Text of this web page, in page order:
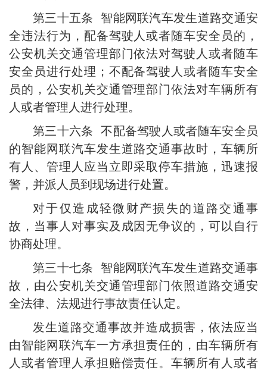
第三十五条 智能网联汽车发生道路交通安
全违法行为，配备驾驶人或者随车安全员的，
公安机关交通管理部门依法对驾驶人或者随车
安全员进行处理；不配备驾驶人或者随车安全
员的，公安机关交通管理部门依法对车辆所有
人或者管理人进行处理。
第三十六条 不配备驾驶人或者随车安全员
的智能网联汽车发生道路交通事故时，车辆所
有人、管理人应当立即采取停车措施，迅速报
警，并派人员到现场进行处置。
对于仅造成轻微财产损失的道路交通事
故，当事人对事实及成因无争议的，可以自行
协商处理。
第三十七条 智能网联汽车发生道路交通事
故，由公安机关交通管理部门依照道路交通安
全法律、法规进行事故责任认定。
发生道路交通事故并造成损害，依法应当
由智能网联汽车一方承担责任的，由车辆所有
人或者管理人承担赔偿责任。车辆所有人或者